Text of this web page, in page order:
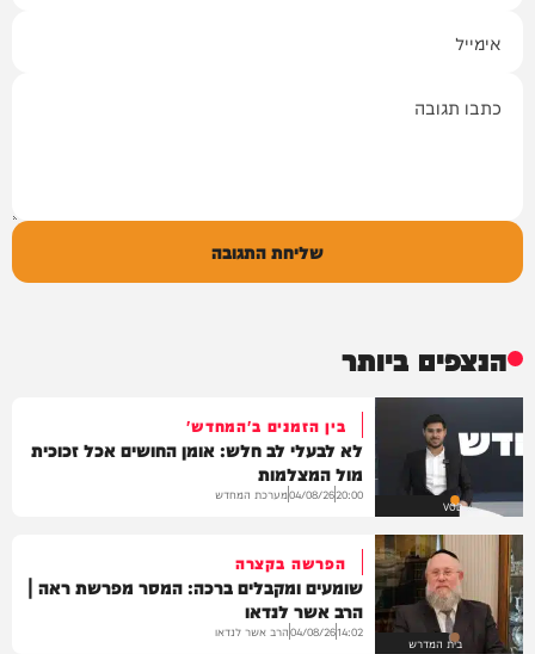
שליחת התגובה
הנצפים ביותר
VOD
בין הזמנים ב'המחדש'
לא לבעלי לב חלש: אומן החושים אכל זכוכית
מול המצלמות
20:00
04/08/26מערכת המחדש
בית המדרש
הפרשה בקצרה
שומעים ומקבלים ברכה: המסר מפרשת ראה |
הרב אשר לנדאו
14:02
04/08/26הרב אשר לנדאו